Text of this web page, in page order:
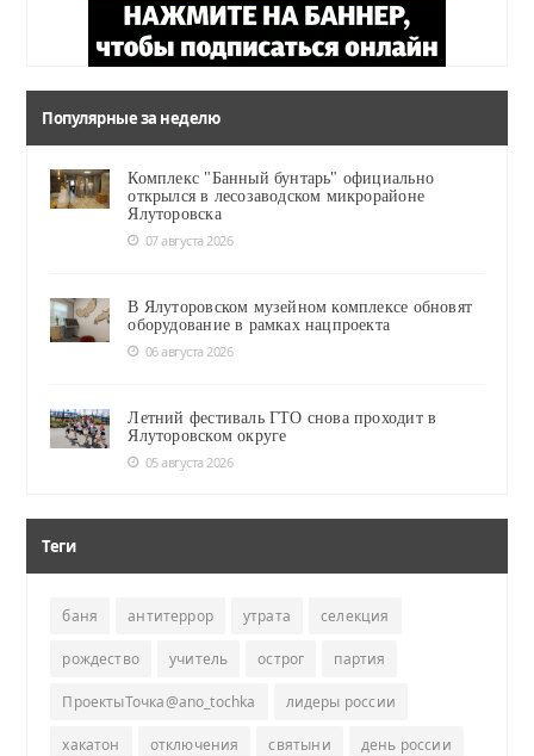
Популярные за неделю
Комплекс "Банный бунтарь" официально
открылся в лесозаводском микрорайоне
Ялуторовска
07 августа 2026
В Ялуторовском музейном комплексе обновят
оборудование в рамках нацпроекта
06 августа 2026
Летний фестиваль ГТО снова проходит в
Ялуторовском округе
05 августа 2026
Теги
баня антитеррор утрата селекция
рождество учитель острог партия
ПроектыТочка@ano_tochka лидеры россии
хакатон отключения святыни день россии